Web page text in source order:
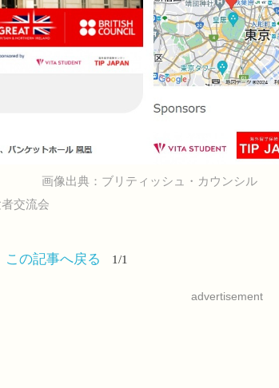
画像出典：ブリティッシュ・カウンシル
交流会
この記事へ戻る 1/1
advertisement